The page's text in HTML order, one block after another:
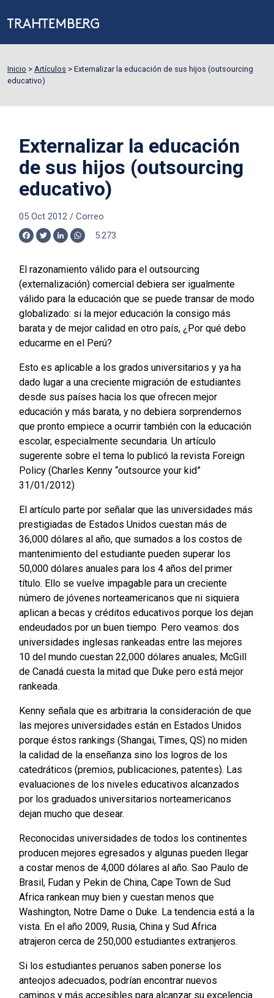
Inicio > Artículos > Externalizar la educación de sus hijos (outsourcing
educativo)
Externalizar la educación
de sus hijos (outsourcing
educativo)
05 Oct 2012/ Correo
Facebook
TwitterLinkedInWhatsApp
5.273
El razonamiento válido para el outsourcing
(externalización) comercial debiera ser igualmente
válido para la educación que se puede transar de modo
globalizado: si la mejor educación la consigo más
barata y de mejor calidad en otro país, ¿Por qué debo
educarme en el Perú?
Esto es aplicable a los grados universitarios y ya ha
dado lugar a una creciente migración de estudiantes
desde sus países hacia los que ofrecen mejor
educación y más barata, y no debiera sorprendernos
que pronto empiece a ocurrir también con la educación
escolar, especialmente secundaria. Un artículo
sugerente sobre el tema lo publicó la revista Foreign
Policy (Charles Kenny “outsource your kid”
31/01/2012)
El artículo parte por señalar que las universidades más
prestigiadas de Estados Unidos cuestan más de
36,000 dólares al año, que sumados a los costos de
mantenimiento del estudiante pueden superar los
50,000 dólares anuales para los 4 años del primer
título. Ello se vuelve impagable para un creciente
número de jóvenes norteamericanos que ni siquiera
aplican a becas y créditos educativos porque los dejan
endeudados por un buen tiempo. Pero veamos: dos
universidades inglesas rankeadas entre las mejores
10 del mundo cuestan 22,000 dólares anuales; McGill
de Canadá cuesta la mitad que Duke pero está mejor
rankeada.
Kenny señala que es arbitraria la consideración de que
las mejores universidades están en Estados Unidos
porque éstos rankings (Shangai, Times, QS) no miden
la calidad de la enseñanza sino los logros de los
catedráticos (premios, publicaciones, patentes). Las
evaluaciones de los niveles educativos alcanzados
por los graduados universitarios norteamericanos
dejan mucho que desear.
Reconocidas universidades de todos los continentes
producen mejores egresados y algunas pueden llegar
a costar menos de 4,000 dólares al año. Sao Paulo de
Brasil, Fudan y Pekin de China, Cape Town de Sud
Africa rankean muy bien y cuestan menos que
Washington, Notre Dame o Duke. La tendencia está a la
vista. En el año 2009, Rusia, China y Sud Africa
atrajeron cerca de 250,000 estudiantes extranjeros.
Si los estudiantes peruanos saben ponerse los
anteojos adecuados, podrían encontrar nuevos
caminos y más accesibles para alcanzar su excelencia